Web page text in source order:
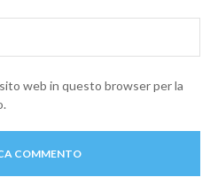
web in questo browser per la